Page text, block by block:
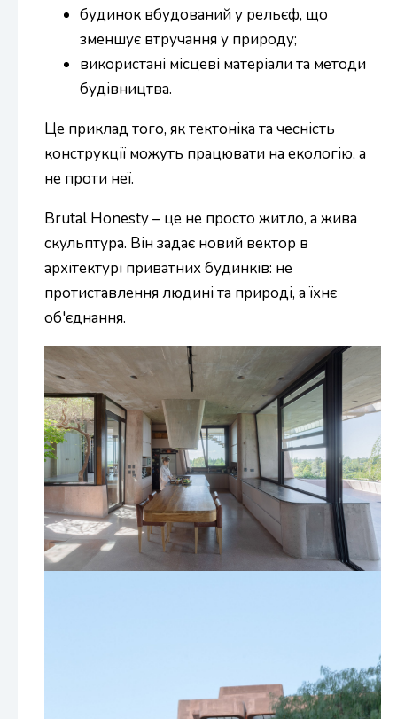
будинок вбудований у рельєф, що
зменшує втручання у природу;
використані місцеві матеріали та методи
будівництва.
Це приклад того, як тектоніка та чесність
конструкції можуть працювати на екологію, а
не проти неї.
Brutal Honesty – це не просто житло, а жива
скульптура. Він задає новий вектор в
архітектурі приватних будинків: не
протиставлення людині та природі, а їхнє
об'єднання.